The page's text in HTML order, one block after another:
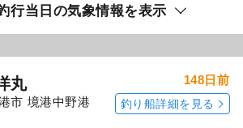
行当日の気象情報を表示
丸
市 境港中野港
148日前
釣り船詳細を見る